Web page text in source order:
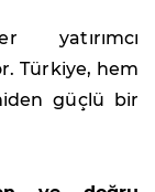
yatırımcı
Türkiye, hem
güçlü bir